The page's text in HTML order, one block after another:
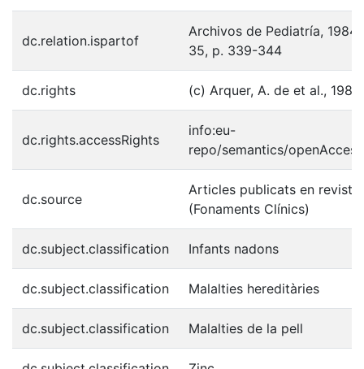
dc.relation.ispartof
Archivos de Pediatría, 1984,
35, p. 339-344
dc.rights (c) Arquer, A. de et al., 1984
dc.rights.accessRights
info:eu-
repo/semantics/openAccess
dc.source
Articles publicats en
(Fonaments Clínics)
dc.subject.classification Infants nadons
dc.subject.classification Malalties hereditàries
dc.subject.classification Malalties de la pell